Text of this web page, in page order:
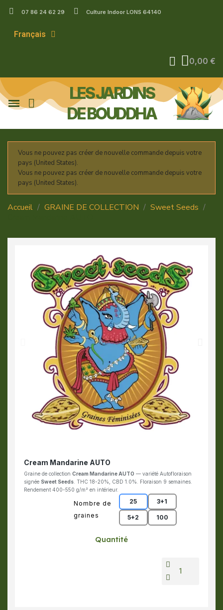
07 86 24 62 29 Culture Indoor LONS 64140
Français
0,00 €
LES JARDINS
DE BOUDDHA
Vous ne pouvez pas créer de nouvelle commande depuis votre
pays (United States).
Vous ne pouvez pas créer de nouvelle commande depuis votre
pays (United States).
Accueil GRAINE DE COLLECTION
Sweet Seeds
Cream Mandarine AUTO
Graine de collection Cream Mandarine AUTO — variété Autofloraison
signée Sweet Seeds . THC 18-20%, CBD 1.0%. Floraison 9 semaines.
Rendement 400-550 g/m² en intérieur.
Nombre de
graines
25 3+1
5+2 100
Quantité